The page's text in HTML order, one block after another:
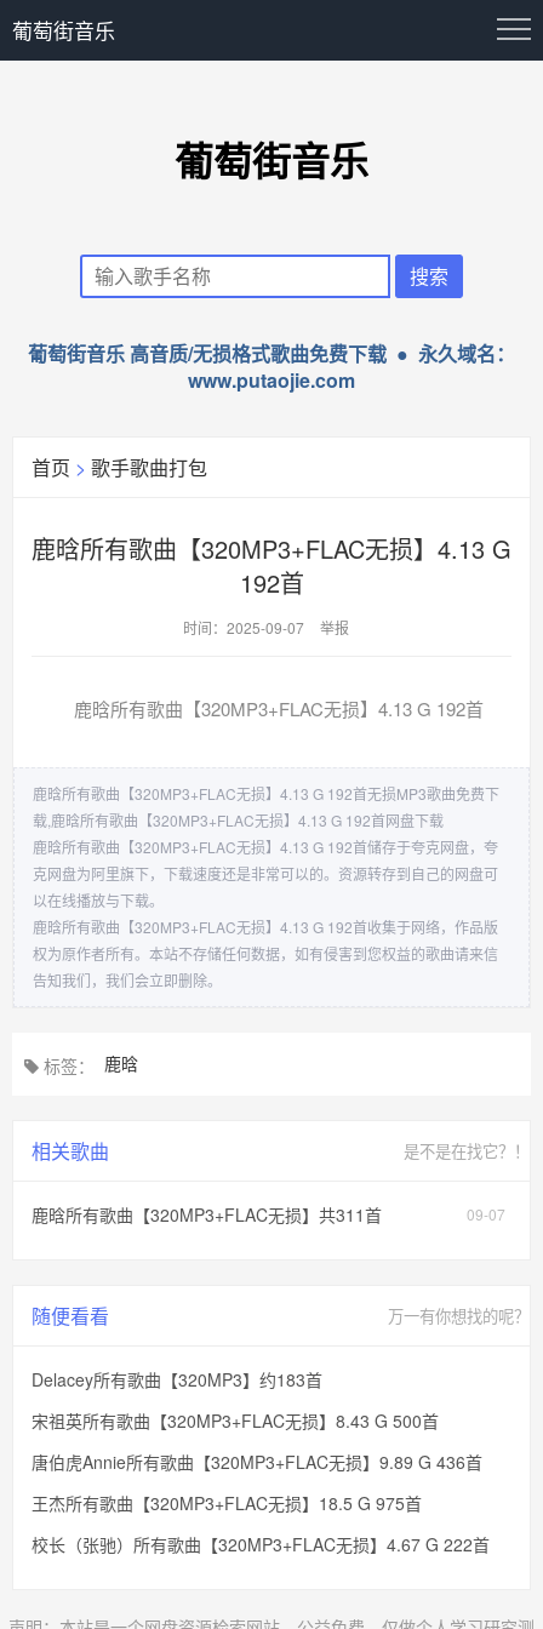
葡萄街音乐
葡萄街音乐
葡萄街音乐 高音质/无损格式歌曲免费下载 ● 永久域名：
www.putaojie.com
首页 > 歌手歌曲打包
鹿晗所有歌曲【320MP3+FLAC无损】4.13 G
192首
时间：2025-09-07 举报
鹿晗所有歌曲【320MP3+FLAC无损】4.13 G 192首
鹿晗所有歌曲【320MP3+FLAC无损】4.13 G 192首无损MP3歌曲免费下
载,鹿晗所有歌曲【320MP3+FLAC无损】4.13 G 192首网盘下载
鹿晗所有歌曲【320MP3+FLAC无损】4.13 G 192首储存于夸克网盘，夸
克网盘为阿里旗下，下载速度还是非常可以的。资源转存到自己的网盘可
以在线播放与下载。
鹿晗所有歌曲【320MP3+FLAC无损】4.13 G 192首收集于网络，作品版
权为原作者所有。本站不存储任何数据，如有侵害到您权益的歌曲请来信
告知我们，我们会立即删除。
标签： 鹿晗
相关歌曲 是不是在找它？！
09-07
鹿晗所有歌曲【320MP3+FLAC无损】共311首
随便看看 万一有你想找的呢？
Delacey所有歌曲【320MP3】约183首
宋祖英所有歌曲【320MP3+FLAC无损】8.43 G 500首
唐伯虎Annie所有歌曲【320MP3+FLAC无损】9.89 G 436首
王杰所有歌曲【320MP3+FLAC无损】18.5 G 975首
校长（张驰）所有歌曲【320MP3+FLAC无损】4.67 G 222首